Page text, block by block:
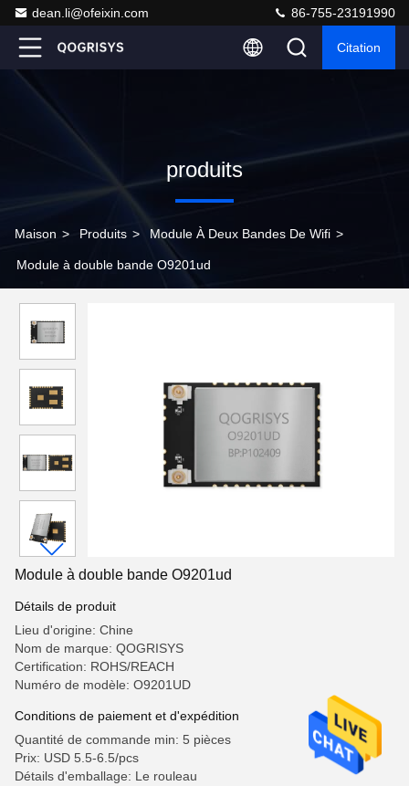
dean.li@ofeixin.com 86-755-23191990
Citation
produits
Maison > Produits > Module À Deux Bandes De Wifi >
Module à double bande O9201ud
Module à double bande O9201ud
Détails de produit
Lieu d'origine: Chine
Nom de marque: QOGRISYS
Certification: ROHS/REACH
Numéro de modèle: O9201UD
Conditions de paiement et d'expédition
Quantité de commande min: 5 pièces
Prix: USD 5.5-6.5/pcs
Détails d'emballage: Le rouleau